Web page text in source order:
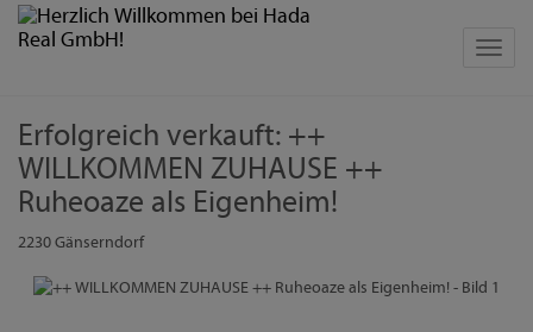
Erfolgreich verkauft: ++
WILLKOMMEN ZUHAUSE ++
Ruheoaze als Eigenheim!
2230 Gänserndorf